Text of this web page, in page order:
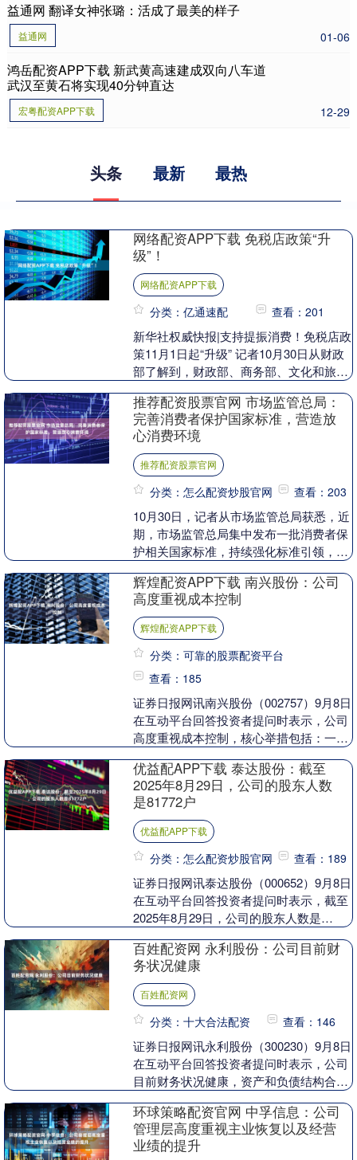
益通网 翻译女神张璐：活成了最美的样子
益通网 01-06
鸿岳配资APP下载 新武黄高速建成双向八车道
武汉至黄石将实现40分钟直达
宏粤配资APP下载 12-29
头条 最新 最热
网络配资APP下载 免税店政策“升
级”！
网络配资APP下载
分类：亿通速配 查看：201
新华社权威快报|支持提振消费！免税店政
策11月1日起“升级” 记者10月30日从财政
部了解到，财政部、商务部、文化和旅游
自2....
推荐配资股票官网 市场监管总局：
完善消费者保护国家标准，营造放
心消费环境
推荐配资股票官网
分类：怎么配资炒股官网 查看：203
10月30日，记者从市场监管总局获悉，近
期，市场监管总局集中发布一批消费者保
护相关国家标准，持续强化标准引领，支
境。 在保障....
辉煌配资APP下载 南兴股份：公司
高度重视成本控制
辉煌配资APP下载
分类：可靠的股票配资平台
查看：185
证券日报网讯南兴股份（002757）9月8日
在互动平台回答投资者提问时表示，公司
高度重视成本控制，核心举措包括：一是
二是优化....
优益配APP下载 泰达股份：截至
2025年8月29日，公司的股东人数
是81772户
优益配APP下载
分类：怎么配资炒股官网 查看：189
证券日报网讯泰达股份（000652）9月8日
在互动平台回答投资者提问时表示，截至
2025年8月29日，公司的股东人数是
百姓配资网 永利股份：公司目前财
务状况健康
百姓配资网
分类：十大合法配资 查看：146
证券日报网讯永利股份（300230）9月8日
在互动平台回答投资者提问时表示，公司
目前财务状况健康，资产和负债结构合
率为....
环球策略配资官网 中孚信息：公司
管理层高度重视主业恢复以及经营
业绩的提升